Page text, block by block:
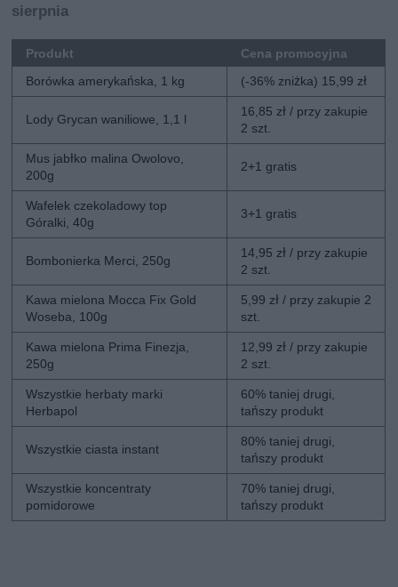
sierpnia
Produkt
Cena promocyjna
Borówka amerykańska, 1 kg
(-36% zniżka) 15,99 zł
Lody Grycan waniliowe, 1,1 l
16,85 zł / przy zakupie
2 szt.
Mus jabłko malina Owolovo,
200g
2+1 gratis
Wafelek czekoladowy top
Góralki, 40g
3+1 gratis
Bombonierka Merci, 250g
14,95 zł / przy zakupie
2 szt.
Kawa mielona Mocca Fix Gold
Woseba, 100g
5,99 zł / przy zakupie 2
szt.
Kawa mielona Prima Finezja,
250g
12,99 zł / przy zakupie
2 szt.
Wszystkie herbaty marki
Herbapol
60% taniej drugi,
tańszy produkt
Wszystkie ciasta instant
80% taniej drugi,
tańszy produkt
Wszystkie koncentraty
pomidorowe
70% taniej drugi,
tańszy produkt